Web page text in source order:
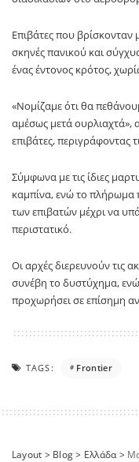
Επιβάτες που
σκηνές πανικού και
ένας έντονος κρότος,
«Νομίζαμε ότι θα
αμέσως μετά ουρλιαχτά»,
επιβάτες, περιγράφοντας
Σύμφωνα με τις ίδιες
καμπίνα, ενώ το πλήρωμα
των επιβατών μέχρι να
περιστατικό.
Οι αρχές διερευνούν τις
συνέβη το δυστύχημα, ενώ
προχωρήσει σε επίσημη
TAGS: Frontier
Layout > Blog> Ελλάδα>